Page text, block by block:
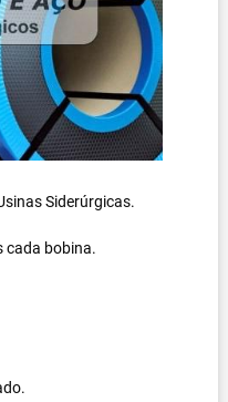
Siderúrgicas.
cada bobina.